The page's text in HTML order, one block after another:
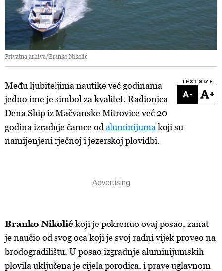
Privatna arhiva/Branko Nikolić
TEXT SIZE
- +
Među ljubiteljima nautike već godinama
jedno ime je simbol za kvalitet. Radionica
Đena Ship iz Mačvanske Mitrovice već 20
godina izrađuje čamce od aluminijuma koji su
namijenjeni rječnoj i jezerskoj plovidbi.
Branko Nikolićkoji je pokrenuo ovaj posao, zanat
je naučio od svog oca koji je svoj radni vijek proveo na
brodogradilištu. U posao izgradnje aluminijumskih
plovila uključena je cijela porodica, i prave uglavnom